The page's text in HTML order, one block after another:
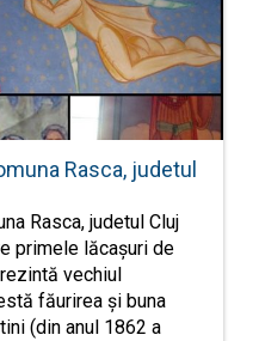
Rasca, judetul
Rasca, judetul Cluj
primele lăcașuri de
vechiul
făurirea și buna
(din anul 1862 a